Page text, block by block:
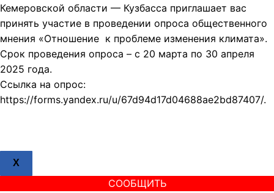
Кемеровской области — Кузбасса приглашает вас
принять участие в проведении опроса общественного
мнения «Отношение к проблеме изменения климата».
Срок проведения опроса – с 20 марта по 30 апреля
2025 года.
Ссылка на опрос:
https://forms.yandex.ru/u/67d94d17d04688ae2bd87407/.
X
СООБЩИТЬ